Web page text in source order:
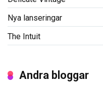
Nya lanseringar
The Intuit
Andra bloggar